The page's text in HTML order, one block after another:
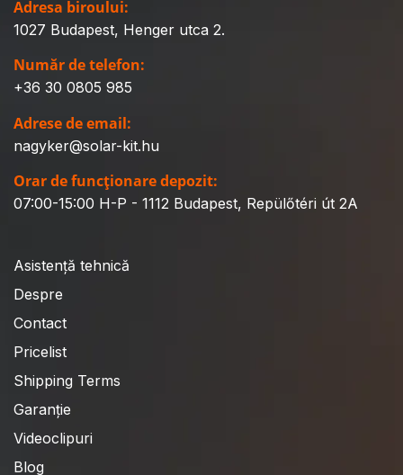
Adresa biroului:
1027 Budapest, Henger utca 2.
Număr de telefon:
+36 30 0805 985
Adrese de email:
nagyker@solar-kit.hu
Orar de funcționare depozit:
07:00-15:00 H-P - 1112 Budapest, Repülőtéri út 2A
Asistență tehnică
Despre
Contact
Pricelist
Shipping Terms
Garanție
Videoclipuri
Blog